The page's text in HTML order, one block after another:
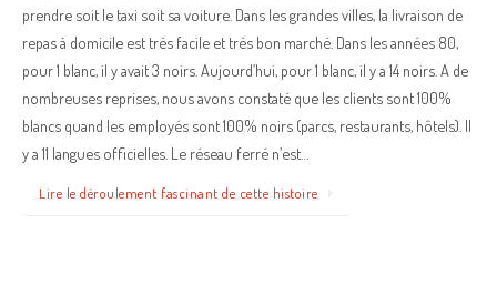
prendre soit le taxi soit sa voiture. Dans les grandes villes, la livraison de
repas à domicile est très facile et très bon marché. Dans les années 80,
pour 1 blanc, il y avait 3 noirs. Aujourd’hui, pour 1 blanc, il y a 14 noirs. A de
nombreuses reprises, nous avons constaté que les clients sont 100%
blancs quand les employés sont 100% noirs (parcs, restaurants, hôtels). Il
y a 11 langues officielles. Le réseau ferré n’est…
Lire le déroulement fascinant de cette histoire